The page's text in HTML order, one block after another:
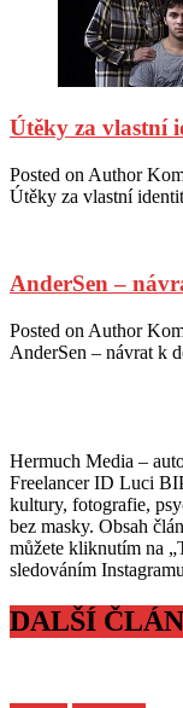
Útěky za vlastní
Posted on Author
Útěky za vlastní
AnderSen –
Posted on Author
AnderSen – návrat k
Hermuch Media –
Freelancer ID Luci
kultury, fotografie,
bez masky. Obsah
můžete kliknutím na
sledováním
DALŠÍ